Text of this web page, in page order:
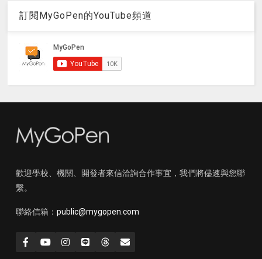
訂閱MyGoPen的YouTube頻道
歡迎學校、機關、開發者來信洽詢合作事宜，我們將儘速與您聯
繫。
聯絡信箱： public@mygopen.com